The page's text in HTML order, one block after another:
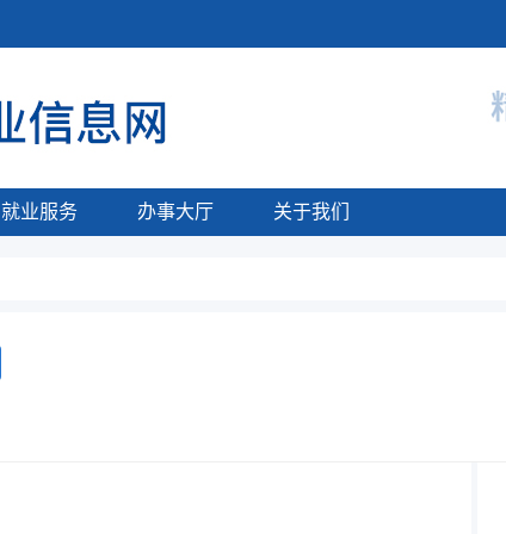
就业服务 办事大厅 关于我们